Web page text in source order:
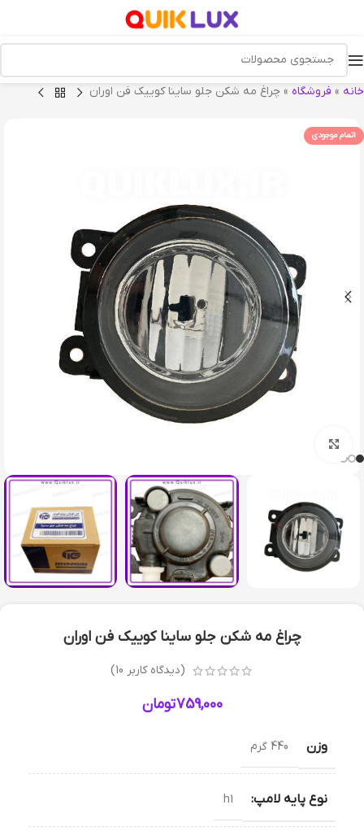
خانه » فروشگاه » چراغ مه شکن جلو ساینا کوییک فن اوران
اتمام موجودی
چراغ مه شکن جلو ساینا کوییک فن اوران
(دیدگاه کاربر 10
)
759,000تومان
وزن 440 گرم
نوع پایه لامپ: h1